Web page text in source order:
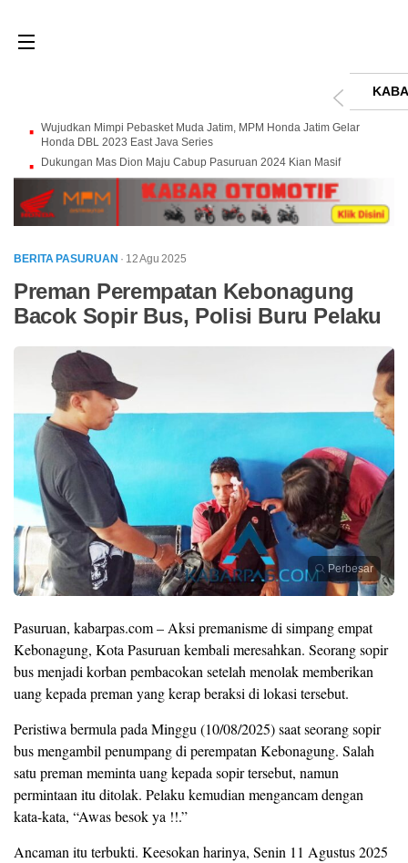
Wujudkan Mimpi Pebasket Muda Jatim, MPM Honda Jatim Gelar
Honda DBL 2023 East Java Series
Dukungan Mas Dion Maju Cabup Pasuruan 2024 Kian Masif
BERITA PASURUAN · 12 Agu 2025
Preman Perempatan Kebonagung
Bacok Sopir Bus, Polisi Buru Pelaku
Perbesar
Pasuruan, kabarpas.com – Aksi premanisme di simpang empat
Kebonagung, Kota Pasuruan kembali meresahkan. Seorang sopir
bus menjadi korban pembacokan setelah menolak memberikan
uang kepada preman yang kerap beraksi di lokasi tersebut.
Peristiwa bermula pada Minggu (10/08/2025) saat seorang sopir
bus mengambil penumpang di perempatan Kebonagung. Salah
satu preman meminta uang kepada sopir tersebut, namun
permintaan itu ditolak. Pelaku kemudian mengancam dengan
kata-kata, “Awas besok ya !!.”
Ancaman itu terbukti. Keesokan harinya, Senin 11 Agustus 2025